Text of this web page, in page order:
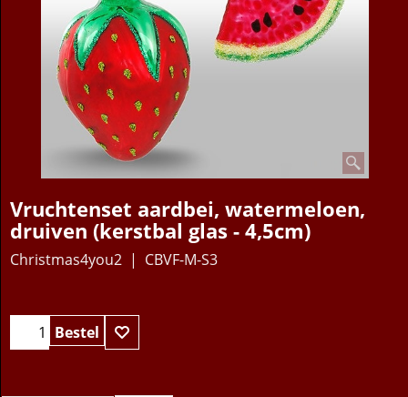
Vruchtenset aardbei, watermeloen,
druiven (kerstbal glas - 4,5cm)
Christmas4you2 CBVF-M-S3
Bestel